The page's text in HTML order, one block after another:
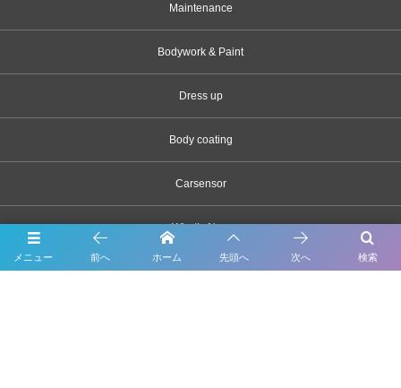
Maintenance
Bodywork & Paint
Dress up
Body coating
Carsensor
What’s New
Contact
メニュー 検索
前へ ホーム 先頭へ 次へ